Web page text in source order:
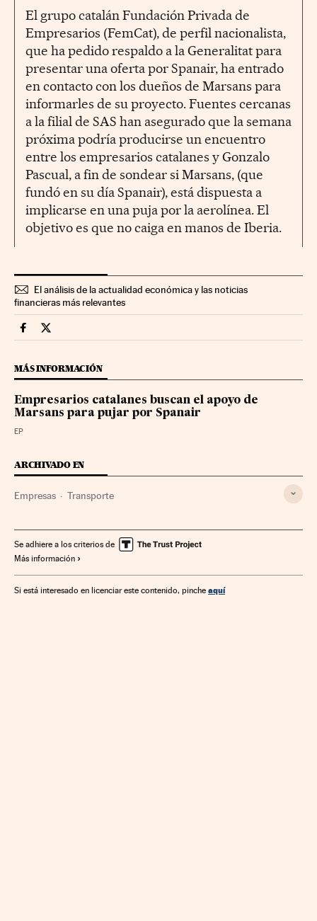
El grupo catalán Fundación Privada de
Empresarios (FemCat), de perfil nacionalista,
que ha pedido respaldo a la Generalitat para
presentar una oferta por Spanair, ha entrado
en contacto con los dueños de Marsans para
informarles de su proyecto. Fuentes cercanas
a la filial de SAS han asegurado que la semana
próxima podría producirse un encuentro
entre los empresarios catalanes y Gonzalo
Pascual, a fin de sondear si Marsans, (que
fundó en su día Spanair), está dispuesta a
implicarse en una puja por la aerolínea. El
objetivo es que no caiga en manos de Iberia.
El análisis de la actualidad económica y las noticias
financieras más relevantes
Companias Cinco Días en Facebook
Companias Cinco Días en Twitter
MÁS INFORMACIÓN
Empresarios catalanes buscan el apoyo de
Marsans para pujar por Spanair
EP
ARCHIVADO EN
Empresas Transporte
Se adhiere a los criterios de
Más información
Si está interesado en licenciar este contenido, pinche aquí